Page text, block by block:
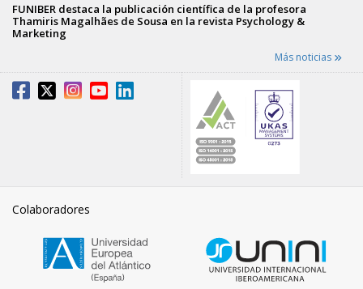
FUNIBER destaca la publicación científica de la profesora
Thamiris Magalhães de Sousa en la revista Psychology &
Marketing
Más noticias
Colaboradores